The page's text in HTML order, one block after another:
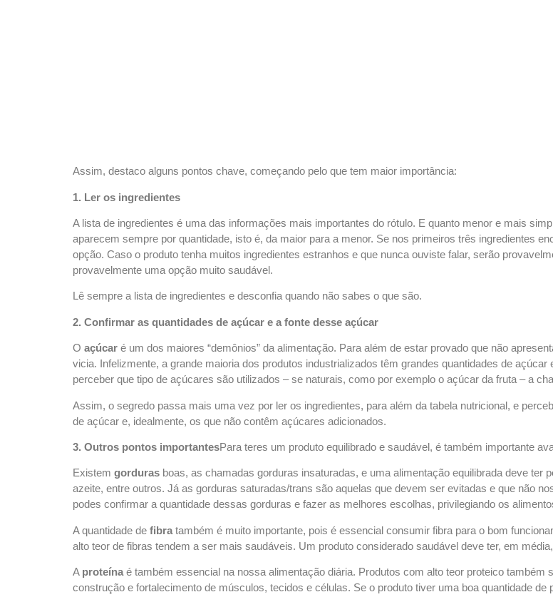
Assim, destaco alguns pontos chave, começando pelo que tem maior importância:
1. Ler os ingredientes
A lista de ingredientes é uma das informações mais importantes do rótulo. E quanto menor e mais
aparecem sempre por quantidade, isto é, da maior para a menor. Se nos primeiros três ingredientes
opção. Caso o produto tenha muitos ingredientes estranhos e que nunca ouviste falar, serão
provavelmente uma opção muito saudável.
Lê sempre a lista de ingredientes e desconfia quando não sabes o que são.
2. Confirmar as quantidades de açúcar e a fonte desse açúcar
O açúcar é um dos maiores “demônios” da alimentação. Para além de estar provado que não
vicia. Infelizmente, a grande maioria dos produtos industrializados têm grandes quantidades de
perceber que tipo de açúcares são utilizados – se naturais, como por exemplo o açúcar da fruta – a
Assim, o segredo passa mais uma vez por ler os ingredientes, para além da tabela nutricional, e
de açúcar e, idealmente, os que não contêm açúcares adicionados.
3. Outros pontos importantesPara teres um produto equilibrado e saudável, é também importante
Existem gorduras boas, as chamadas gorduras insaturadas, e uma alimentação equilibrada deve
azeite, entre outros. Já as gorduras saturadas/trans são aquelas que devem ser evitadas e que não
podes confirmar a quantidade dessas gorduras e fazer as melhores escolhas, privilegiando os
A quantidade de fibra também é muito importante, pois é essencial consumir fibra para o bom
alto teor de fibras tendem a ser mais saudáveis. Um produto considerado saudável deve ter, em
A proteína é também essencial na nossa alimentação diária. Produtos com alto teor proteico
construção e fortalecimento de músculos, tecidos e células. Se o produto tiver uma boa quantidade